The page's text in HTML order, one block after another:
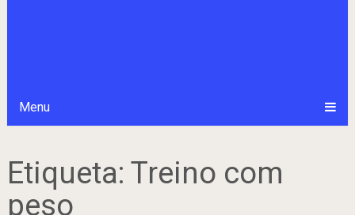
Menu
Etiqueta: Treino com
peso